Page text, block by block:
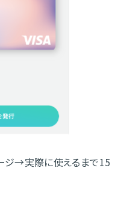
ジ→実際に使えるまで15